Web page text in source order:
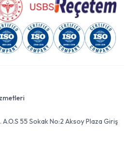
55 Sokak No:2 Aksoy Plaza Giriş